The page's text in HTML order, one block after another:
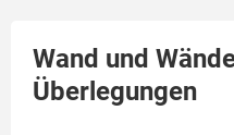
Wand und
Überlegungen